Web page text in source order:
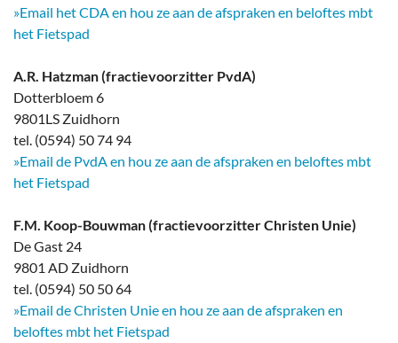
»Email het CDA en hou ze aan de afspraken en beloftes mbt
het Fietspad
A.R. Hatzman (fractievoorzitter PvdA)
Dotterbloem 6
9801LS Zuidhorn
tel. (0594) 50 74 94
»Email de PvdA en hou ze aan de afspraken en beloftes mbt
het Fietspad
F.M. Koop-Bouwman (fractievoorzitter Christen Unie)
De Gast 24
9801 AD Zuidhorn
tel. (0594) 50 50 64
»Email de Christen Unie en hou ze aan de afspraken en
beloftes mbt het Fietspad